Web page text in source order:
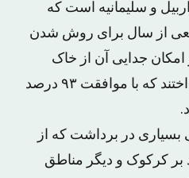
و سلیمانیه است که
از سال برای روش شدن
جدایی آن از خاک
عراق، همه پرسی راه انداختند که با موافقت ۹۳ درصد
بسیاری در برداشت که از
بر کرکوک و دیگر مناطق